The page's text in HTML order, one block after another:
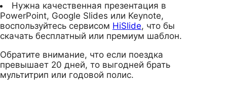
Нужна качественная презентация в
PowerPoint, Google Slides или Keynote,
воспользуйтесь сервисом HiSlide, что бы
скачать бесплатный или премиум шаблон.
Обратите внимание, что если поездка
превышает 20 дней, то выгодней брать
мультитрип или годовой полис.